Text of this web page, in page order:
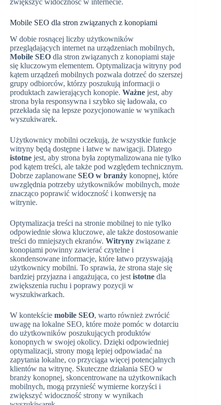
zwiększyć widoczność w internecie.
Mobile SEO dla stron związanych z konopiami
W dobie rosnącej liczby użytkowników
przeglądających internet na urządzeniach mobilnych,
Mobile SEO dla stron związanych z konopiami staje
się kluczowym elementem. Optymalizacja witryny pod
kątem urządzeń mobilnych pozwala dotrzeć do szerszej
grupy odbiorców, którzy poszukują informacji o
produktach zawierających konopie. Ważne jest, aby
strona była responsywna i szybko się ładowała, co
przekłada się na lepsze pozycjonowanie w wynikach
wyszukiwarek.
Użytkownicy mobilni oczekują, że wszystkie funkcje
witryny będą dostępne i łatwe w nawigacji. Dlatego
istotne jest, aby strona była zoptymalizowana nie tylko
pod kątem treści, ale także pod względem technicznym.
Dobrze zaplanowane SEO w branży konopnej, które
uwzględnia potrzeby użytkowników mobilnych, może
znacząco poprawić widoczność i konwersję na
witrynie.
Optymalizacja treści na stronie mobilnej to nie tylko
odpowiednie słowa kluczowe, ale także dostosowanie
treści do mniejszych ekranów. Witryny związane z
konopiami powinny zawierać czytelne i
skondensowane informacje, które łatwo przyswajają
użytkownicy mobilni. To sprawia, że strona staje się
bardziej przyjazna i angażująca, co jest istotne dla
zwiększenia ruchu i poprawy pozycji w
wyszukiwarkach.
W kontekście mobile SEO, warto również zwrócić
uwagę na lokalne SEO, które może pomóc w dotarciu
do użytkowników poszukujących produktów
konopnych w swojej okolicy. Dzięki odpowiedniej
optymalizacji, strony mogą lepiej odpowiadać na
zapytania lokalne, co przyciąga więcej potencjalnych
klientów na witrynę. Skuteczne działania SEO w
branży konopnej, skoncentrowane na użytkownikach
mobilnych, mogą przynieść wymierne korzyści i
zwiększyć widoczność strony w wynikach